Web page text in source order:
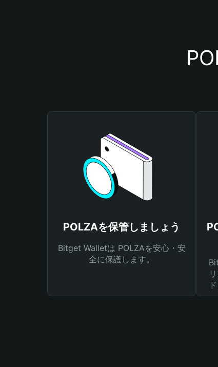
POLZAを保管しましょう
Bitget Walletは POLZAを安心・安
全に保護します。